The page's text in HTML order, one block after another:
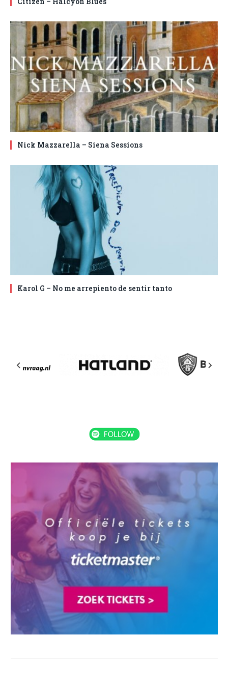
Nick Mazzarella – Siena Sessions
Karol G – No me arrepiento de sentir tanto